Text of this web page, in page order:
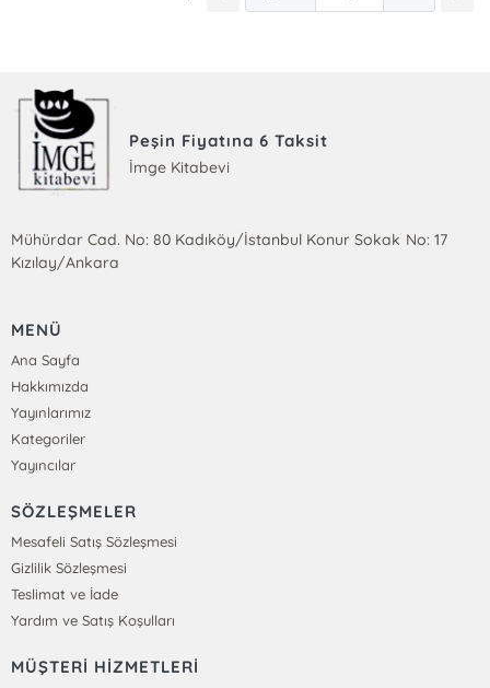
Peşin Fiyatına 6 Taksit
İmge Kitabevi
Mühürdar Cad. No: 80 Kadıköy/İstanbul Konur Sokak No: 17
Kızılay/Ankara
MENÜ
Ana Sayfa
Hakkımızda
Yayınlarımız
Kategoriler
Yayıncılar
SÖZLEŞMELER
Mesafeli Satış Sözleşmesi
Gizlilik Sözleşmesi
Teslimat ve İade
Yardım ve Satış Koşulları
MÜŞTERİ HİZMETLERİ